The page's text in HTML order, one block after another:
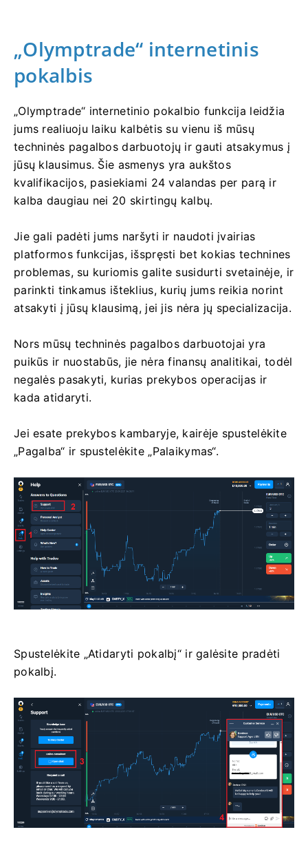
„Olymptrade“ internetinis
pokalbis
„Olymptrade“ internetinio pokalbio funkcija leidžia
jums realiuoju laiku kalbėtis su vienu iš mūsų
techninės pagalbos darbuotojų ir gauti atsakymus į
jūsų klausimus. Šie asmenys yra aukštos
kvalifikacijos, pasiekiami 24 valandas per parą ir
kalba daugiau nei 20 skirtingų kalbų.
Jie gali padėti jums naršyti ir naudoti įvairias
platformos funkcijas, išspręsti bet kokias technines
problemas, su kuriomis galite susidurti svetainėje, ir
parinkti tinkamus išteklius, kurių jums reikia norint
atsakyti į jūsų klausimą, jei jis nėra jų specializacija.
Nors mūsų techninės pagalbos darbuotojai yra
puikūs ir nuostabūs, jie nėra finansų analitikai, todėl
negalės pasakyti, kurias prekybos operacijas ir
kada atidaryti.
Jei esate prekybos kambaryje, kairėje spustelėkite
„Pagalba“ ir spustelėkite „Palaikymas“.
Spustelėkite „Atidaryti pokalbį“ ir galėsite pradėti
pokalbį.